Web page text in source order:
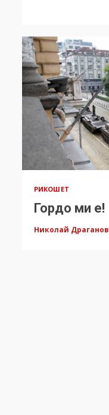
РИКОШЕТ
Гордо ми е!
Николай Драганов